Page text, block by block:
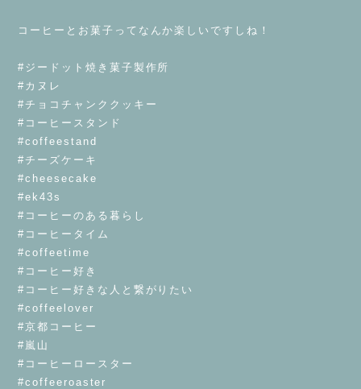
コーヒーとお菓子ってなんか楽しいですしね！
#ジードット焼き菓子製作所
#カヌレ
#チョコチャンククッキー
#コーヒースタンド
#coffeestand
#チーズケーキ
#cheesecake
#ek43s
#コーヒーのある暮らし
#コーヒータイム
#coffeetime
#コーヒー好き
#コーヒー好きな人と繋がりたい
#coffeelover
#京都コーヒー
#嵐山
#コーヒーロースター
#coffeeroaster